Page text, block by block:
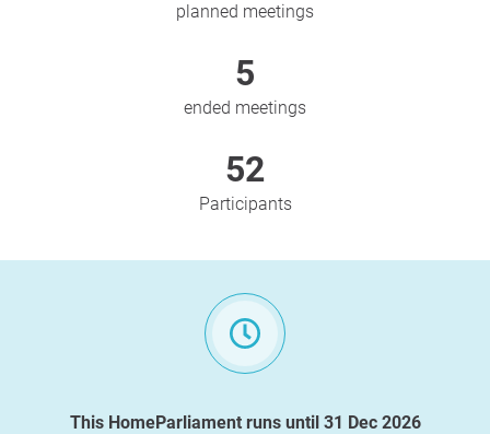
planned meetings
5
ended meetings
52
Participants
This HomeParliament runs until 31 Dec 2026